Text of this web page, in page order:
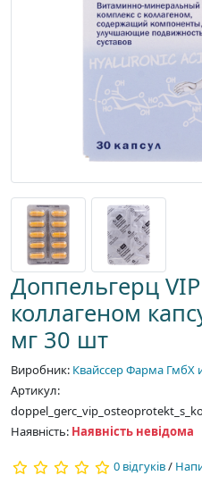
Доппельгерц
коллагеном
мг 30 шт
Виробник: Квайссер Фарма ГмбХ
Артикул:
Наявність: Наявність невідома
0 відгуків/